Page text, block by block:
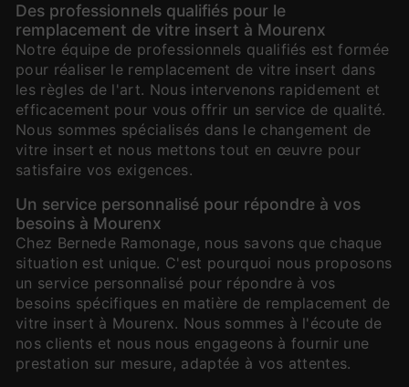
Des professionnels qualifiés pour le
remplacement de vitre insert à Mourenx
Notre équipe de professionnels qualifiés est formée
pour réaliser le remplacement de vitre insert dans
les règles de l'art. Nous intervenons rapidement et
efficacement pour vous offrir un service de qualité.
Nous sommes spécialisés dans le changement de
vitre insert et nous mettons tout en œuvre pour
satisfaire vos exigences.
Un service personnalisé pour répondre à vos
besoins à Mourenx
Chez Bernede Ramonage, nous savons que chaque
situation est unique. C'est pourquoi nous proposons
un service personnalisé pour répondre à vos
besoins spécifiques en matière de remplacement de
vitre insert à Mourenx. Nous sommes à l'écoute de
nos clients et nous nous engageons à fournir une
prestation sur mesure, adaptée à vos attentes.